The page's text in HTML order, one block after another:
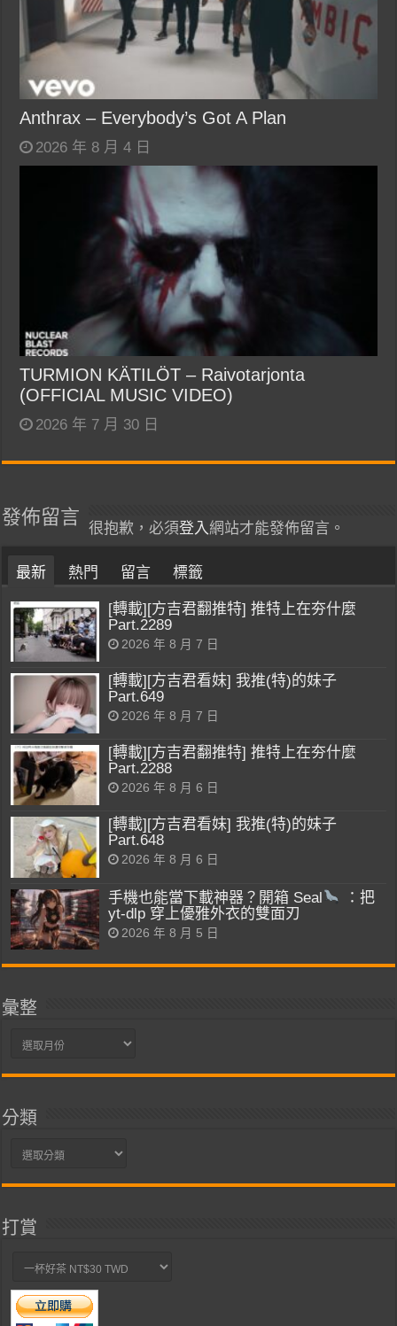
Anthrax – Everybody’s Got A Plan
2026 年 8 月 4 日
TURMION KÄTILÖT – Raivotarjonta
(OFFICIAL MUSIC VIDEO)
2026 年 7 月 30 日
發佈留言
很抱歉，必須登入網站才能發佈留言。
最新 熱門 留言 標籤
[轉載][方吉君翻推特] 推特上在夯什麼
Part.2289
2026 年 8 月 7 日
[轉載][方吉君看妹] 我推(特)的妹子
Part.649
2026 年 8 月 7 日
[轉載][方吉君翻推特] 推特上在夯什麼
Part.2288
2026 年 8 月 6 日
[轉載][方吉君看妹] 我推(特)的妹子
Part.648
2026 年 8 月 6 日
手機也能當下載神器？開箱 Seal
：把
yt-dlp 穿上優雅外衣的雙面刃
2026 年 8 月 5 日
彙整
彙
分類
分
打賞